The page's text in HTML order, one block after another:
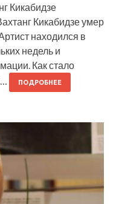
Кикабидзе
Кикабидзе умер
находился в
недель и
Как стало
ПОДРОБНЕЕ